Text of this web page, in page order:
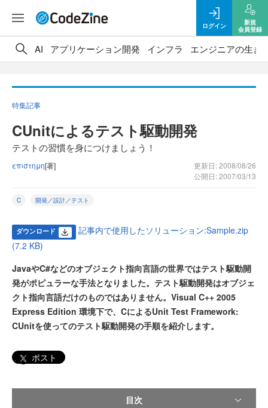
ログイン
新規
会員登録
AI アプリケーション開発 インフラ エンジニアの生き
特集記事
CUnitによるテスト駆動開発
テストの習慣を身につけましょう！
επιστημη[著]
更新日: 2008/08/26
公開日: 2007/03/13
C 開発／設計／テスト
ダウンロード
記事内で使用したソリューション:Sample.zip
(7.2 KB)
JavaやC#などのオブジェクト指向言語の世界ではテスト駆動開
発がポピュラーな手法となりました。テスト駆動開発はオブジェ
クト指向言語だけのものではありません。Visual C++ 2005
Express Edition 環境下で、CによるUnit Test Framework:
CUnitを使ってのテスト駆動開発の手順を紹介します。
ポスト
目次